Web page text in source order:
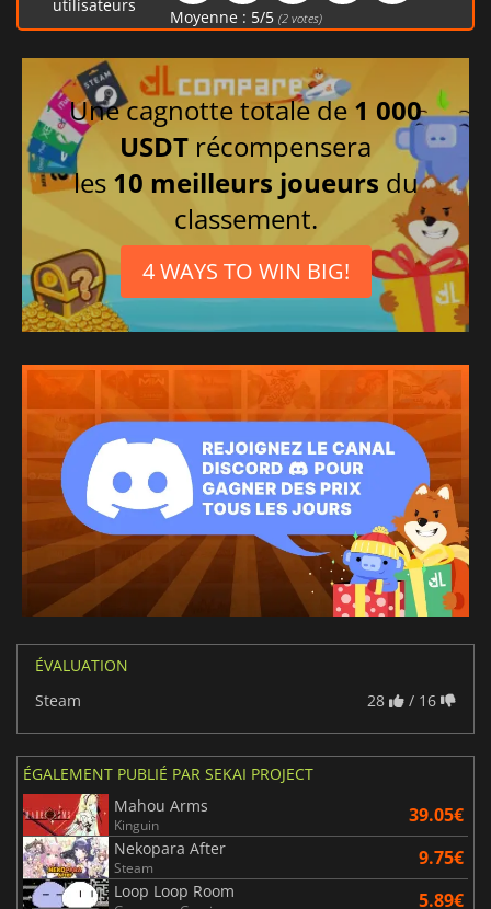
utilisateurs
Moyenne : 5/5 (2votes)
Une cagnotte totale de 1 000
USDT récompensera
les 10 meilleurs joueurs du
classement.
4 WAYS TO WIN BIG!
ÉVALUATION
Steam
28 / 16
ÉGALEMENT PUBLIÉ PAR SEKAI PROJECT
Mahou Arms
Kinguin 39.05€
Nekopara After
Steam 9.75€
Loop Loop Room 5.89€